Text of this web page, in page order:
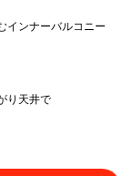
インナーバルコニー
り天井で